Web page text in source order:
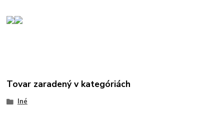
Tovar zaradený v kategóriách
Iné